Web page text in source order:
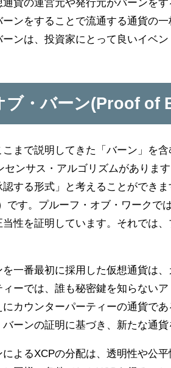
ンをすることで流通する通貨の
ンは、投資家にとって良いイベン
ブ・バーン(Proof of
まで説明してきた「バーン」を
センサス・アルゴリズムがありま
する形式」と考えることができ
です。プルーフ・オブ・ワークで
性を証明しています。それでは
一番最初に採用した仮想通貨は
ーでは、誰も秘密鍵を知らない
にカウンターパーティーの通貨で
ーンの証明に基づき、新たな通貨
よるXCPの分配は、透明性や公